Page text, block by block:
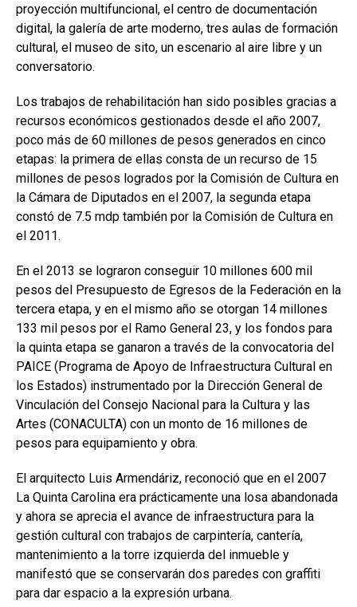
proyección multifuncional, el centro de documentación
digital, la galería de arte moderno, tres aulas de formación
cultural, el museo de sito, un escenario al aire libre y un
conversatorio.
Los trabajos de rehabilitación han sido posibles gracias a
recursos económicos gestionados desde el año 2007,
poco más de 60 millones de pesos generados en cinco
etapas: la primera de ellas consta de un recurso de 15
millones de pesos logrados por la Comisión de Cultura en
la Cámara de Diputados en el 2007, la segunda etapa
constó de 7.5 mdp también por la Comisión de Cultura en
el 2011.
En el 2013 se lograron conseguir 10 millones 600 mil
pesos del Presupuesto de Egresos de la Federación en la
tercera etapa, y en el mismo año se otorgan 14 millones
133 mil pesos por el Ramo General 23, y los fondos para
la quinta etapa se ganaron a través de la convocatoria del
PAICE (Programa de Apoyo de Infraestructura Cultural en
los Estados) instrumentado por la Dirección General de
Vinculación del Consejo Nacional para la Cultura y las
Artes (CONACULTA) con un monto de 16 millones de
pesos para equipamiento y obra.
El arquitecto Luis Armendáriz, reconoció que en el 2007
La Quinta Carolina era prácticamente una losa abandonada
y ahora se aprecia el avance de infraestructura para la
gestión cultural con trabajos de carpintería, cantería,
mantenimiento a la torre izquierda del inmueble y
manifestó que se conservarán dos paredes con graffiti
para dar espacio a la expresión urbana.